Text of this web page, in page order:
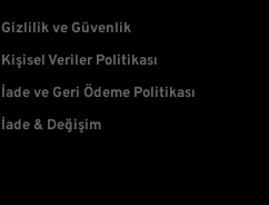
Gizlilik ve Güvenlik
Kişisel Veriler Politikası
İade ve Geri Ödeme Politikası
İade & Değişim